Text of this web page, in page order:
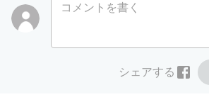
コメントを書く
シェアする